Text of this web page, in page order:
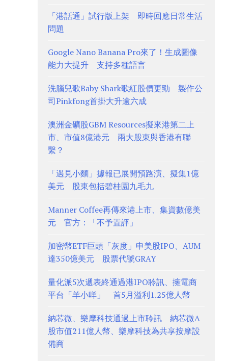
「港話通」試行版上架 即時回應日常生活
問題
Google Nano Banana Pro來了！生成圖像
能力大提升 支持多種語言
洗腦兒歌Baby Shark歌紅股價更勁 製作公
司Pinkfong首掛大升逾六成
澳洲金礦股GBM Resources擬來港第二上
市、市值8億港元 兩大股東與香港有聯
繫？
「遇見小麵」據報已展開預路演、擬集1億
美元 股東包括碧桂園九毛九
Manner Coffee再傳來港上市、集資數億美
元 官方：「不予置評」
加密幣ETF巨頭「灰度」申美股IPO、AUM
達350億美元 股票代號GRAY
量化派5次遞表終通過港IPO聆訊、擁電商
平台「羊小咩」 首5月溢利1.25億人幣
納芯微、樂摩科技通過上市聆訊 納芯微A
股市值211億人幣、樂摩科技為共享按摩設
備商